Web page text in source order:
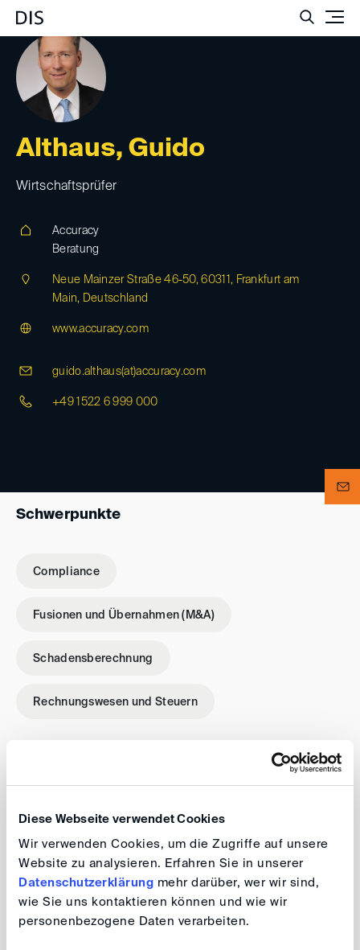
Diese Webseite verwendet Cookies
Wir verwenden Cookies, um die Zugriffe auf unsere
Website zu analysieren. Erfahren Sie in unserer
Datenschutzerklärung mehr darüber, wer wir sind,
wie Sie uns kontaktieren können und wie wir
personenbezogene Daten verarbeiten.
Althaus, Guido
Wirtschaftsprüfer
Accuracy
Beratung
Neue Mainzer Straße 46-50, 60311, Frankfurt am
Main, Deutschland
www.accuracy.com
guido.althaus(at)accuracy.com
+49 1522 6 999 000
Schwerpunkte
Compliance
Fusionen und Übernahmen (M&A)
Schadensberechnung
Rechnungswesen und Steuern
Diplom-Kaufmann